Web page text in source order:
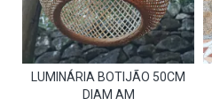
LUMINÁRIA BOTIJÃO 50CM
DIAM AM